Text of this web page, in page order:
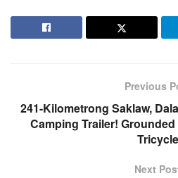
Previous
241-Kilometrong Saklaw,
Camping Trailer!
Tricycle
Next